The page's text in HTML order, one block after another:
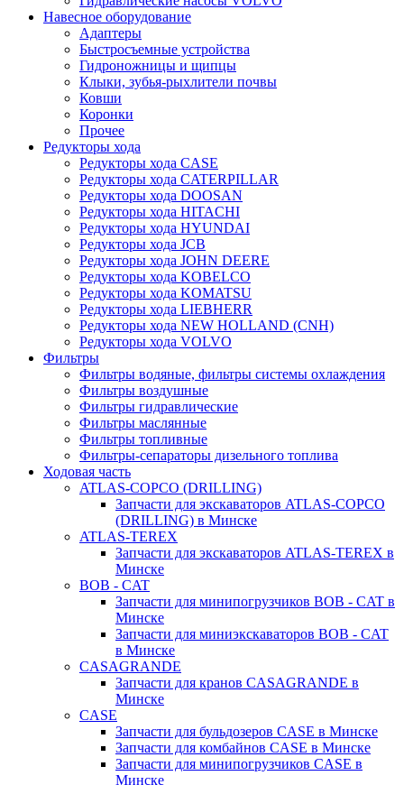
Навесное оборудование
Адаптеры
Быстросъемные устройства
Гидроножницы и щипцы
Клыки, зубья-рыхлители почвы
Ковши
Коронки
Прочее
Редукторы хода
Редукторы хода CASE
Редукторы хода CATERPILLAR
Редукторы хода DOOSAN
Редукторы хода HITACHI
Редукторы хода HYUNDAI
Редукторы хода JCB
Редукторы хода JOHN DEERE
Редукторы хода KOBELCO
Редукторы хода KOMATSU
Редукторы хода LIEBHERR
Редукторы хода NEW HOLLAND (CNH)
Редукторы хода VOLVO
Фильтры
Фильтры водяные, фильтры системы охлаждения
Фильтры воздушные
Фильтры гидравлические
Фильтры маслянные
Фильтры топливные
Фильтры-сепараторы дизельного топлива
Ходовая часть
ATLAS-COPCO (DRILLING)
Запчасти для экскаваторов ATLAS-COPCO
(DRILLING) в Минске
ATLAS-TEREX
Запчасти для экскаваторов ATLAS-TEREX в
Минске
BOB - CAT
Запчасти для минипогрузчиков BOB - CAT в
Минске
Запчасти для миниэкскаваторов BOB - CAT
в Минске
CASAGRANDE
Запчасти для кранов CASAGRANDE в
Минске
CASE
Запчасти для бульдозеров CASE в Минске
Запчасти для комбайнов CASE в Минске
Запчасти для минипогрузчиков CASE в
Минске